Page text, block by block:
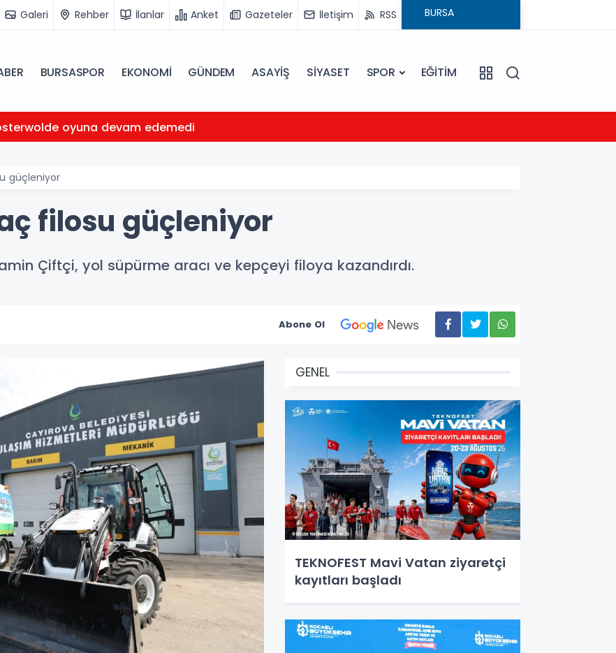
Galeri Rehber İlanlar Anket Gazeteler İletişim RSS
BURSASPOR EKONOMİ GÜNDEM ASAYİŞ SİYASET SPOR EĞİTİM
oyuna devam edemedi
güçleniyor
filosu güçleniyor
Çiftçi, yol süpürme aracı ve kepçeyi filoya kazandırdı.
Abone Ol
GENEL
TEKNOFEST Mavi Vatan ziyaretçi
kayıtları başladı